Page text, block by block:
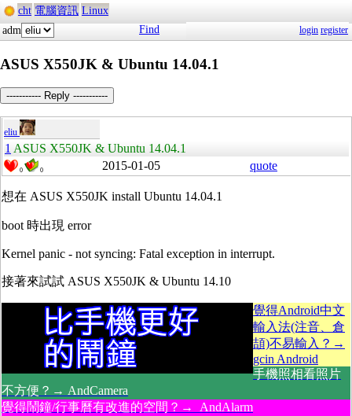
cht 電腦資訊 Linux
adm
Find login register
ASUS X550JK & Ubuntu 14.04.1
----------- Reply -----------
eliu
1 ASUS X550JK & Ubuntu 14.04.1
0 0 2015-01-05 quote
想在 ASUS X550JK install Ubuntu 14.04.1
boot 時出現 error
Kernel panic - not syncing: Fatal exception in interrupt.
接著來試試 ASUS X550JK & Ubuntu 14.10
覺得Android中文
輸入法(注音、倉
頡)不易輸入？→
gcin Android
手機照相看照片
不方便？→ AndCamera
覺得鬧鐘/行事曆有改進的空間？→ AndAlarm